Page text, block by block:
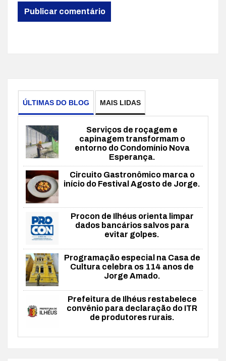
ÚLTIMAS DO BLOG MAIS LIDAS
Serviços de roçagem e
capinagem transformam o
entorno do Condomínio Nova
Esperança.
Circuito Gastronômico marca o
início do Festival Agosto de Jorge.
Procon de Ilhéus orienta limpar
dados bancários salvos para
evitar golpes.
Programação especial na Casa de
Cultura celebra os 114 anos de
Jorge Amado.
Prefeitura de Ilhéus restabelece
convênio para declaração do ITR
de produtores rurais.